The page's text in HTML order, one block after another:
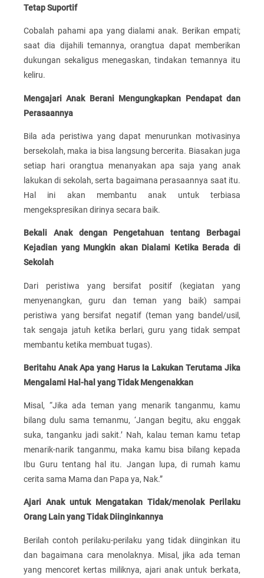
Tetap Suportif
Cobalah pahami apa yang dialami anak. Berikan empati;
saat dia dijahili temannya, orangtua dapat memberikan
dukungan sekaligus menegaskan, tindakan temannya itu
keliru.
Mengajari Anak Berani Mengungkapkan Pendapat dan
Perasaannya
Bila ada peristiwa yang dapat menurunkan motivasinya
bersekolah, maka ia bisa langsung bercerita. Biasakan juga
setiap hari orangtua menanyakan apa saja yang anak
lakukan di sekolah, serta bagaimana perasaannya saat itu.
Hal ini akan membantu anak untuk terbiasa
mengekspresikan dirinya secara baik.
Bekali Anak dengan Pengetahuan tentang Berbagai
Kejadian yang Mungkin akan Dialami Ketika Berada di
Sekolah
Dari peristiwa yang bersifat positif (kegiatan yang
menyenangkan, guru dan teman yang baik) sampai
peristiwa yang bersifat negatif (teman yang bandel/usil,
tak sengaja jatuh ketika berlari, guru yang tidak sempat
membantu ketika membuat tugas).
Beritahu Anak Apa yang Harus Ia Lakukan Terutama Jika
Mengalami Hal-hal yang Tidak Mengenakkan
Misal, “Jika ada teman yang menarik tanganmu, kamu
bilang dulu sama temanmu, ‘Jangan begitu, aku enggak
suka, tanganku jadi sakit.’ Nah, kalau teman kamu tetap
menarik-narik tanganmu, maka kamu bisa bilang kepada
Ibu Guru tentang hal itu. Jangan lupa, di rumah kamu
cerita sama Mama dan Papa ya, Nak.”
Ajari Anak untuk Mengatakan Tidak/menolak Perilaku
Orang Lain yang Tidak Diinginkannya
Berilah contoh perilaku-perilaku yang tidak diinginkan itu
dan bagaimana cara menolaknya. Misal, jika ada teman
yang mencoret kertas miliknya, ajari anak untuk berkata,